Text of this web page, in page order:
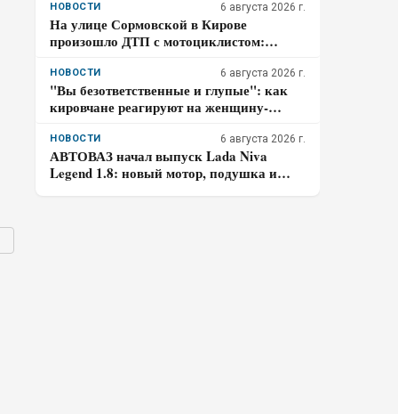
НОВОСТИ 6 августа 2026 г.
На улице Сормовской в Кирове
произошло ДТП с мотоциклистом:
НОВОСТИ 6 августа 2026 г.
"Вы безответственные и глупые": как
кировчане реагируют на женщину-
НОВОСТИ 6 августа 2026 г.
АВТОВАЗ начал выпуск Lada Niva
Legend 1.8: новый мотор, подушка и